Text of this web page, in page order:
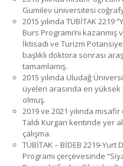
Gumilev üniversitesi
2015 yılında TÜBİTAK 2219
Burs Programı’nı
İktisadi ve Turizm
başlıklı doktora sonrası
tamamlamış.
2015 yılında Uludağ
üyeleri arasında en
olmuş.
2019 ve 2021 yılında
Taldı Kurgan kentinde yer
çalışma.
TÜBİTAK – BİDEB 2219-Yurt
Programı çerçevesinde